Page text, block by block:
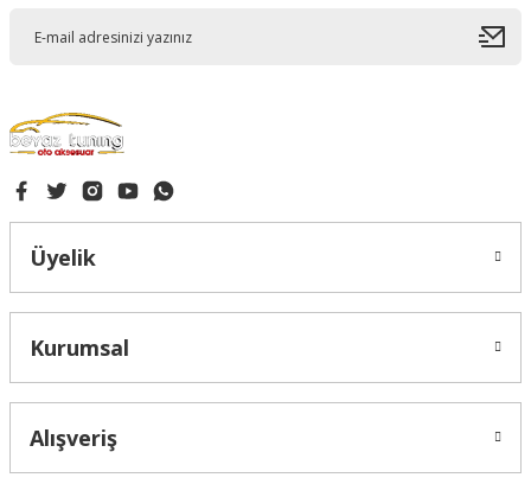
Üyelik
Kurumsal
Alışveriş